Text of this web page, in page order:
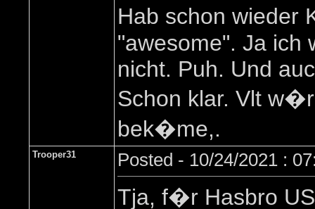
Hab schon wieder
"awesome". Ja ich
nicht. Puh. Und
Schon klar. Vlt
bek�me,.
Trooper31 Posted - 10/24/2021 :
Tja, f�r Hasbro